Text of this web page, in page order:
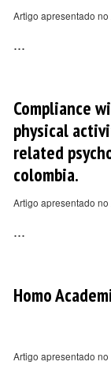
Artigo apresentado
...
Compliance
physical
related
colombia.
Artigo apresentado
...
Homo
Artigo apresentado